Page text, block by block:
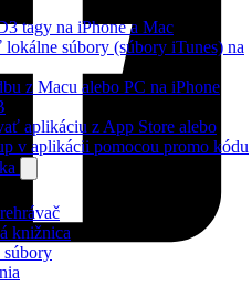
tagy na iPhone a Mac
súbory (súbory iTunes) na
z Macu alebo PC na iPhone
aplikáciu z App Store alebo
v aplikácii pomocou promo kódu
knižnica